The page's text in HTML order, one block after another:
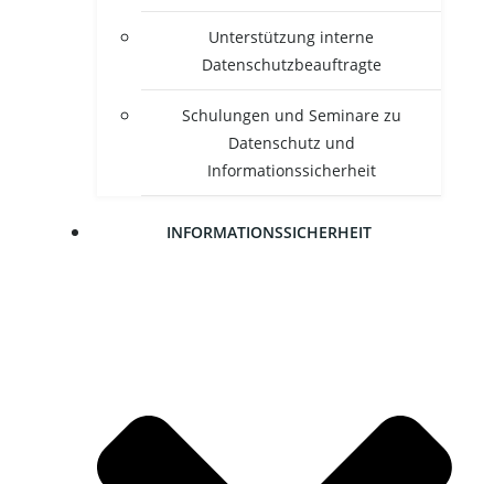
Unter­stüt­zung inter­ne
Datenschutzbeauftragte
Schu­lun­gen und Semi­na­re zu
Daten­schutz und
Informationssicherheit
INFOR­MA­TI­ONS­SI­CHER­HEIT